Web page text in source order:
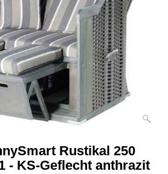
Rustikal 250
- KS-Geflecht anthrazit